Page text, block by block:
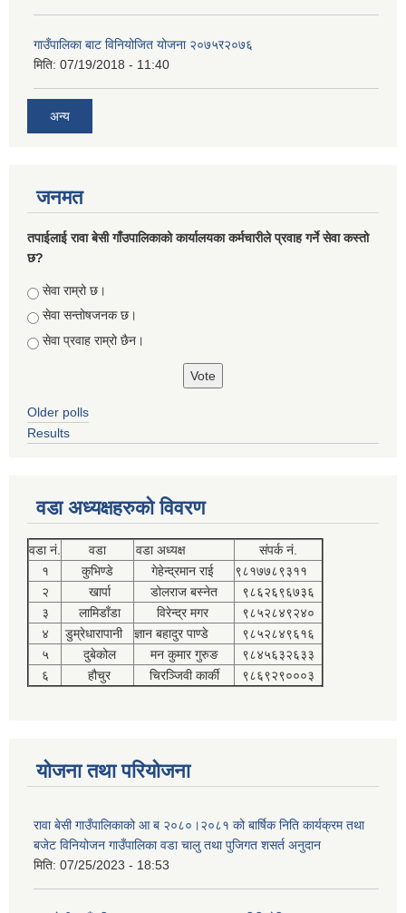
गाउँपालिका बाट विनियोजित योजना २०७५र२०७६
मिति: 07/19/2018 - 11:40
अन्य
जनमत
तपाईलाई रावा बेसी गाँउपालिकाको कार्यालयका कर्मचारीले प्रवाह गर्ने सेवा कस्तो
छ?
Choices
सेवा राम्रो छ।
सेवा सन्तोषजनक छ।
सेवा प्रवाह राम्रो छैन।
Older polls
Results
वडा अध्यक्षहरुको विवरण
वडा नं. वडा वडा अध्यक्ष
संपर्क नं.
१
कुभिण्डे गेहेन्द्रमान राई
९८१७७८९३११
२
खार्पा डोलराज बस्नेत
९८६२६९६७३६
३
लामिडाँडा विरेन्द्र मगर
९८५२८४९२४०
४
डुम्रेधारापानी ज्ञान बहादुर पाण्डे
९८५२८४९६१६
५
दुबेकोल मन कुमार गुरुङ
९८४५६३२६३३
६
हौचुर चिरञ्जिवी कार्की ९८६९२९०००३
योजना तथा परियोजना
रावा बेसी गाउँपालिकाको आ ब २०८०।२०८१ को बार्षिक निति कार्यक्रम तथा
बजेट विनियोजन गाउँपालिका वडा चालु तथा पुजिगत शसर्त अनुदान
मिति: 07/25/2023 - 18:53